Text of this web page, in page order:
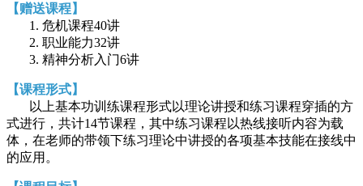
【赠送课程】
1. 危机课程40讲
2. 职业能力32讲
3. 精神分析入门6讲
【课程形式】
以上基本功训练课程形式以理论讲授和练习课程穿插的方
式进行，共计14节课程，其中练习课程以热线接听内容为载
体，在老师的带领下练习理论中讲授的各项基本技能在接线中
的应用。